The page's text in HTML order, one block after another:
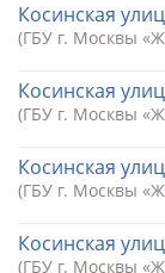
Косинская
(ГБУ г. Москвы
Косинская
(ГБУ г. Москвы
Косинская
(ГБУ г. Москвы
Косинская
(ГБУ г. Москвы